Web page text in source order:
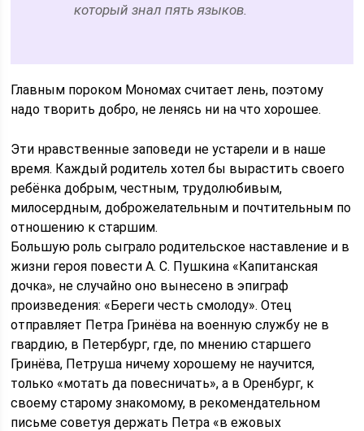
который знал пять языков.
Главным пороком Мономах считает лень, поэтому
надо творить добро, не ленясь ни на что хорошее.
Эти нравственные заповеди не устарели и в наше
время. Каждый родитель хотел бы вырастить своего
ребёнка добрым, честным, трудолюбивым,
милосердным, доброжелательным и почтительным по
отношению к старшим.
Большую роль сыграло родительское наставление и в
жизни героя повести А. С. Пушкина «Капитанская
дочка», не случайно оно вынесено в эпиграф
произведения: «Береги честь смолоду». Отец
отправляет Петра Гринёва на военную службу не в
гвардию, в Петербург, где, по мнению старшего
Гринёва, Петруша ничему хорошему не научится,
только «мотать да повесничать», а в Оренбург, к
своему старому знакомому, в рекомендательном
письме советуя держать Петра «в ежовых